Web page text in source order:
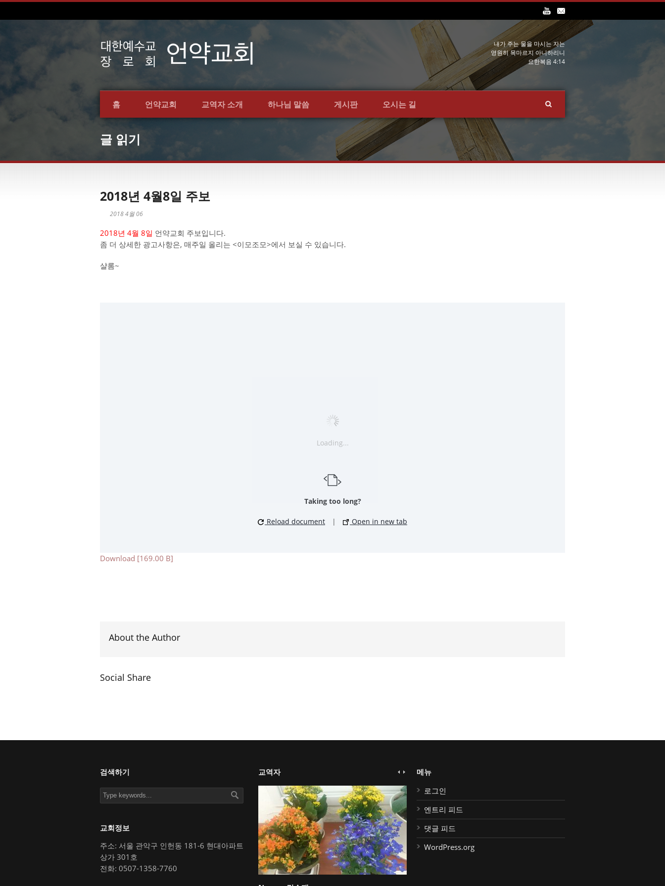
내가 주는 물을 마시는 자는
영원히 목마르지 아니하리니
요한복음 4:14
홈 언약교회 교역자 소개 하나님 말씀 게시판 오시는 길
글 읽기
2018년 4월8일 주보
2018 4월 06
2018년 4월 8일 언약교회 주보입니다.
좀 더 상세한 광고사항은, 매주일 올리는 <이모조모>에서 보실 수 있습니다.
샬롬~
Loading...
Taking too long?
Reload document | Open in new tab
Download [169.00 B]
About the Author
Social Share
검색하기
교회정보
주소: 서울 관악구 인헌동 181-6 현대아파트
상가 301호
전화: 0507-1358-7760
교역자
메뉴
로그인
엔트리 피드
댓글 피드
WordPress.org